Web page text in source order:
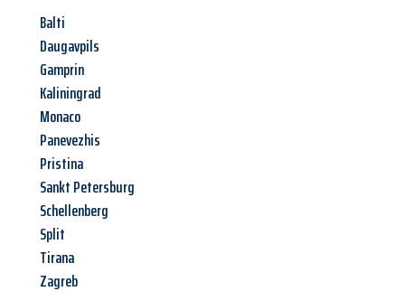
Balti
Daugavpils
Gamprin
Kaliningrad
Monaco
Panevezhis
Pristina
Sankt Petersburg
Schellenberg
Split
Tirana
Zagreb